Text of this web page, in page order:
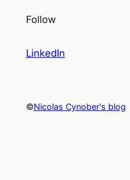
Follow
LinkedIn
©Nicolas Cynober's blog